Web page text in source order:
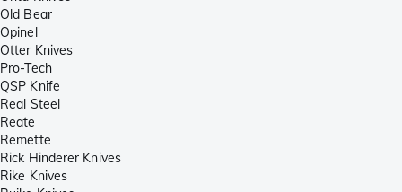
Old Bear
Opinel
Otter Knives
Pro-Tech
QSP Knife
Real Steel
Reate
Remette
Rick Hinderer Knives
Rike Knives